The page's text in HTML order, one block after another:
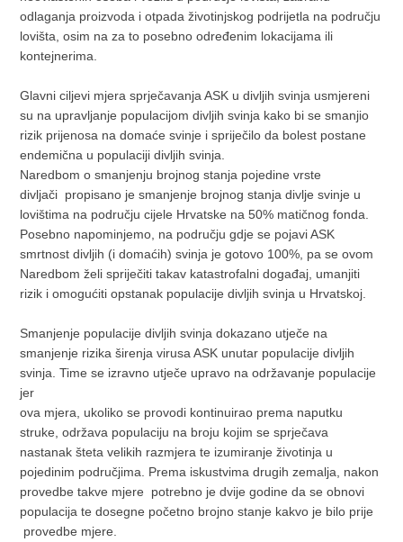
odlaganja proizvoda i otpada životinjskog podrijetla na području
lovišta, osim na za to posebno određenim lokacijama ili
kontejnerima.
Glavni ciljevi mjera sprječavanja ASK u divljih svinja usmjereni
su na upravljanje populacijom divljih svinja kako bi se smanjio
rizik prijenosa na domaće svinje i spriječilo da bolest postane
endemična u populaciji divljih svinja.
Naredbom o smanjenju brojnog stanja pojedine vrste
divljači propisano je smanjenje brojnog stanja divlje svinje u
lovištima na području cijele Hrvatske na 50% matičnog fonda.
Posebno napominjemo, na području gdje se pojavi ASK
smrtnost divljih (i domaćih) svinja je gotovo 100%, pa se ovom
Naredbom želi spriječiti takav katastrofalni događaj, umanjiti
rizik i omogućiti opstanak populacije divljih svinja u Hrvatskoj.
Smanjenje populacije divljih svinja dokazano utječe na
smanjenje rizika širenja virusa ASK unutar populacije divljih
svinja. Time se izravno utječe upravo na održavanje populacije
jer
ova mjera, ukoliko se provodi kontinuirao prema naputku
struke, održava populaciju na broju kojim se sprječava
nastanak šteta velikih razmjera te izumiranje životinja u
pojedinim područjima. Prema iskustvima drugih zemalja, nakon
provedbe takve mjere potrebno je dvije godine da se obnovi
populacija te dosegne početno brojno stanje kakvo je bilo prije
provedbe mjere.